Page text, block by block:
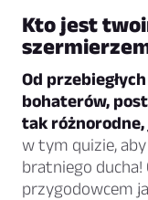
Kto jest
Od
bohaterów,
tak
w tym quizie,
bratniego ducha!
przygodowcem